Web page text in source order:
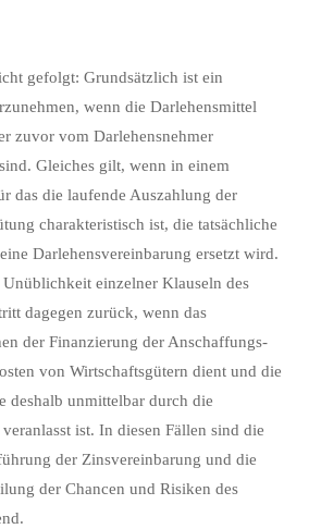
gefolgt: Grundsätzlich ist ein
wenn die Darlehensmittel
zuvor vom Darlehensnehmer
Gleiches gilt, wenn in einem
das die laufende Auszahlung der
charakteristisch ist, die tatsächliche
Darlehensvereinbarung ersetzt wird.
einzelner Klauseln des
dagegen zurück, wenn das
der Finanzierung der Anschaffungs-
von Wirtschaftsgütern dient und die
deshalb unmittelbar durch die
ist. In diesen Fällen sind die
der Zinsvereinbarung und die
der Chancen und Risiken des